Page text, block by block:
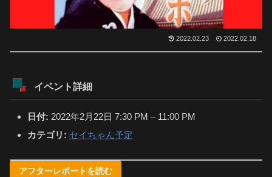
2022.02.23 2022.02.18
イベント詳細
日付: 2022年2月22日 7:30 PM – 11:00 PM
カテゴリ: セイちゃん予定
アフターレポートを読む